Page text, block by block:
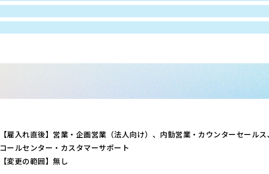
【雇入れ直後】営業・企画営業（法人向け）、内勤営業・カウンターセール
コールセンター・カスタマーサポート
【変更の範囲】無し